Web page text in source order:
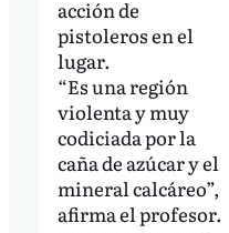
acción de
pistoleros en el
lugar.
“Es una región
violenta y muy
codiciada por la
caña de azúcar y el
mineral calcáreo”,
afirma el profesor.